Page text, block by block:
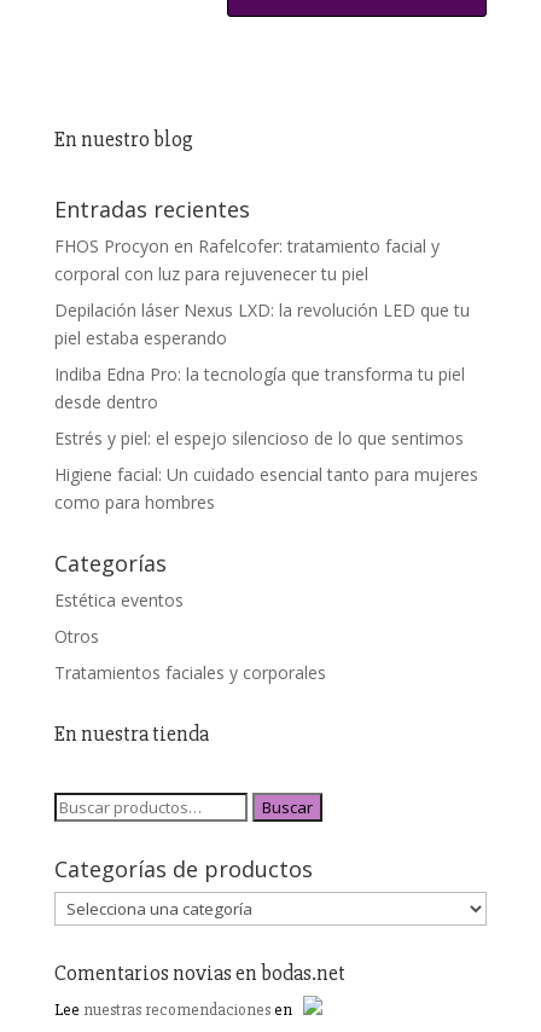
En nuestro blog
Entradas recientes
FHOS Procyon en Rafelcofer: tratamiento facial y
corporal con luz para rejuvenecer tu piel
Depilación láser Nexus LXD: la revolución LED que tu
piel estaba esperando
Indiba Edna Pro: la tecnología que transforma tu piel
desde dentro
Estrés y piel: el espejo silencioso de lo que sentimos
Higiene facial: Un cuidado esencial tanto para mujeres
como para hombres
Categorías
Estética eventos
Otros
Tratamientos faciales y corporales
En nuestra tienda
Buscar
Categorías de productos
Comentarios novias en bodas.net
Lee nuestras recomendacionesen